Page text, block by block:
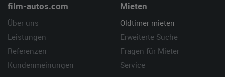
film-autos.com
Über uns
Leistungen
Referenzen
Kundenmeinungen
Mieten
Oldtimer mieten
Erweiterte Suche
Fragen für Mieter
Service